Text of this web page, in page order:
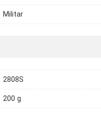
Militar
2808S
200 g